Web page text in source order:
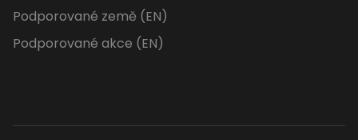
Podporované země (EN)
Podporované akce (EN)